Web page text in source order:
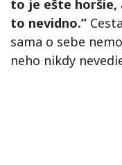
to je ešte horšie,
to nevidno.”
sama o sebe
neho nikdy